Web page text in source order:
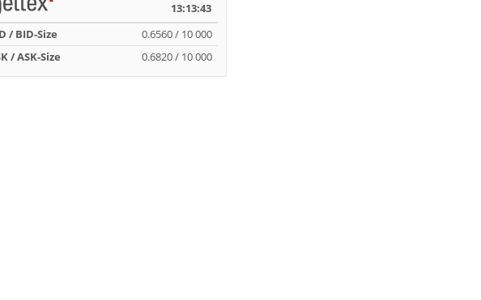
13:13:43
/ BID-Size
0.6560 / 10 000
/ ASK-Size
0.6820 / 10 000